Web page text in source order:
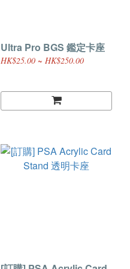
Ultra Pro BGS 鑑定卡座
HK$25.00 ~ HK$250.00